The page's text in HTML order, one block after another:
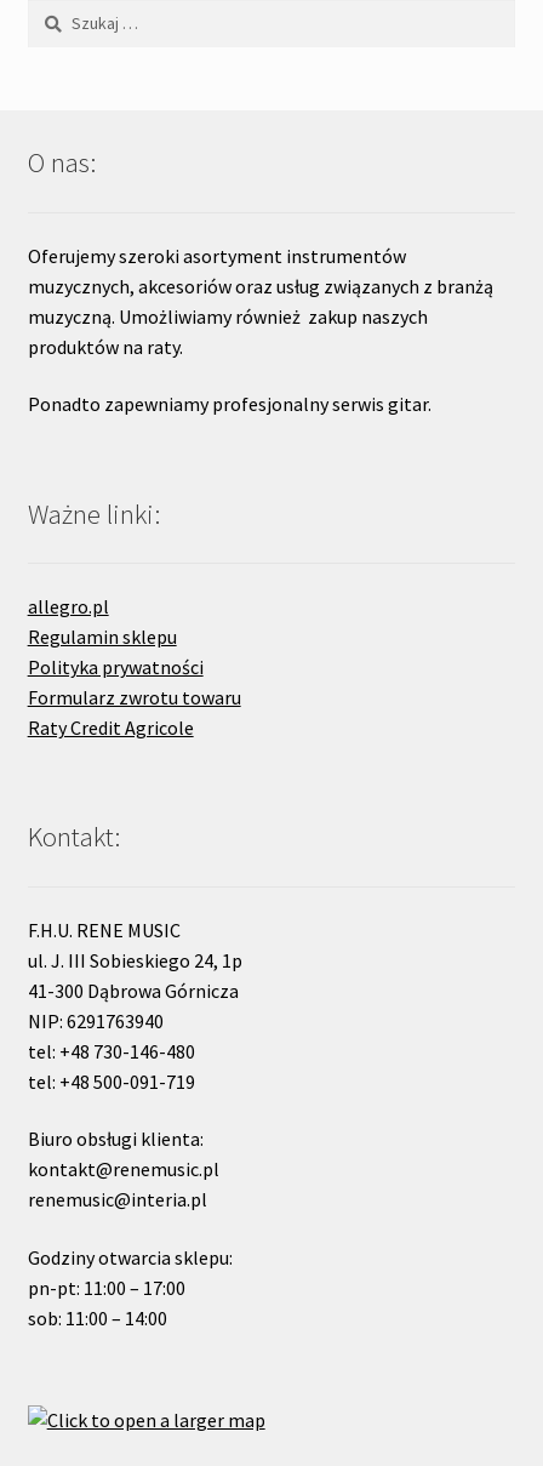
Szukaj:
O nas:
Oferujemy szeroki asortyment instrumentów
muzycznych, akcesoriów oraz usług związanych z branżą
muzyczną. Umożliwiamy również zakup naszych
produktów na raty.
Ponadto zapewniamy profesjonalny serwis gitar.
Ważne linki:
allegro.pl
Regulamin sklepu
Polityka prywatności
Formularz zwrotu towaru
Raty Credit Agricole
Kontakt:
F.H.U. RENE MUSIC
ul. J. III Sobieskiego 24, 1p
41-300 Dąbrowa Górnicza
NIP: 6291763940
tel: +48 730-146-480
tel: +48 500-091-719
Biuro obsługi klienta:
kontakt@renemusic.pl
renemusic@interia.pl
Godziny otwarcia sklepu:
pn-pt: 11:00 – 17:00
sob: 11:00 – 14:00